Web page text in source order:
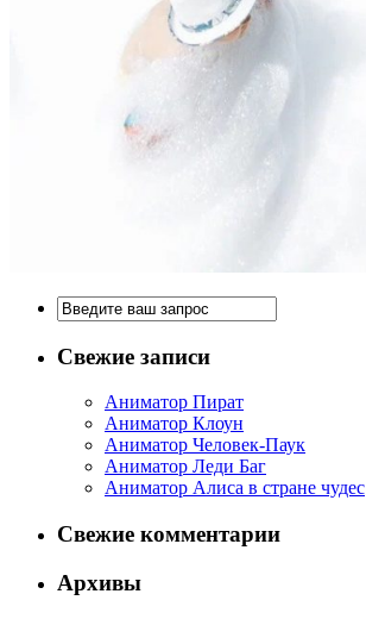
Свежие записи
Аниматор Пират
Аниматор Клоун
Аниматор Человек-Паук
Аниматор Леди Баг
Аниматор Алиса в стране чудес
Свежие комментарии
Архивы